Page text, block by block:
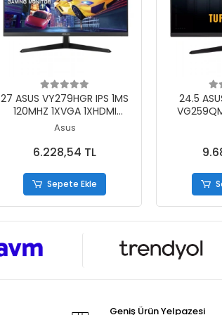
Sepete Ekle
27 ASUS VY279HGR IPS 1MS
120MHZ 1XVGA 1XHDMI
FHD1920X1080 FLICKER-FREE
Asus
6.228,54 TL
Sepete Ekle
24.5
Geniş Ürün Yelpazesi